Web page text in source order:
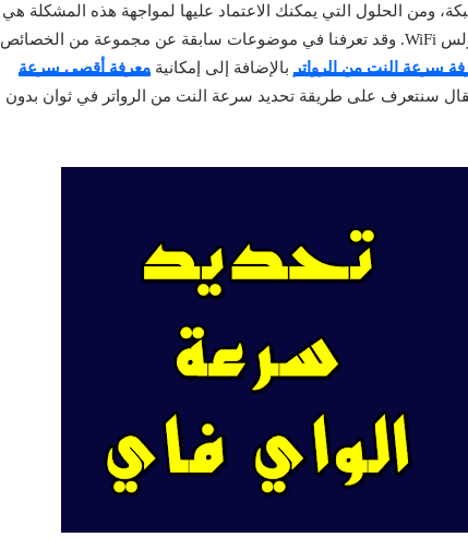
ومن الحلول التي يمكنك الاعتماد عليها لمواجهة هذه المشكلة هي
تقليل سرعة الإنترنت التي يوفرها الراوتر لشبكة الوايرلس WiFi. وقد تعرفنا في موضوعات سابقة عن مجموعة من الخصائص
سرعة النت من الرواتر بالإضافة إلى إمكانية معرفة أقصى سرعة
سنتعرف على طريقة تحديد سرعة النت من الرواتر في ثوان بدون